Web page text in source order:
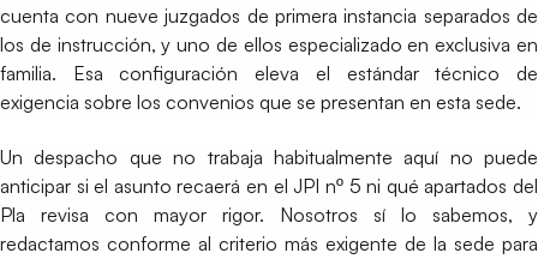
cuenta con nueve juzgados de primera instancia separados de
los de instrucción, y uno de ellos especializado en exclusiva en
familia. Esa configuración eleva el estándar técnico de
exigencia sobre los convenios que se presentan en esta sede.
Un despacho que no trabaja habitualmente aquí no puede
anticipar si el asunto recaerá en el JPI nº 5 ni qué apartados del
Pla revisa con mayor rigor. Nosotros sí lo sabemos, y
redactamos conforme al criterio más exigente de la sede para